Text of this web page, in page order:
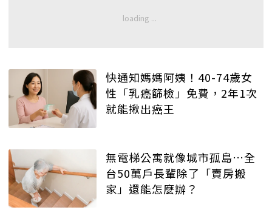
快通知媽媽阿姨！40-74歲女
性「乳癌篩檢」免費，2年1次
就能揪出癌王
無電梯公寓就像城市孤島…全
台50萬戶長輩除了「賣房搬
家」還能怎麼辦？